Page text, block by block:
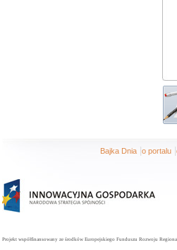
Bajka Dnia o portalu
Projekt współfinansowany ze środków Europejskiego Funduszu Rozwoju